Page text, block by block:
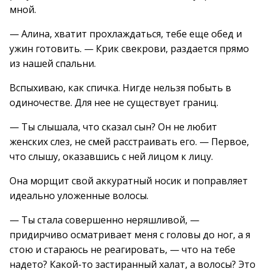
мной.
— Алина, хватит прохлаждаться, тебе еще обед и
ужин готовить. — Крик свекрови, раздается прямо
из нашей спальни.
Вспыхиваю, как спичка. Нигде нельзя побыть в
одиночестве. Для нее не существует границ.
— Ты слышала, что сказал сын? Он не любит
женских слез, не смей расстраивать его. — Первое,
что слышу, оказавшись с ней лицом к лицу.
Она морщит свой аккуратный носик и поправляет
идеально уложенные волосы.
— Ты стала совершенно неряшливой, —
придирчиво осматривает меня с головы до ног, а я
стою и стараюсь не реагировать, — что на тебе
надето? Какой-то застиранный халат, а волосы? Это